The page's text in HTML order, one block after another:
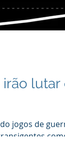
jogos de
como